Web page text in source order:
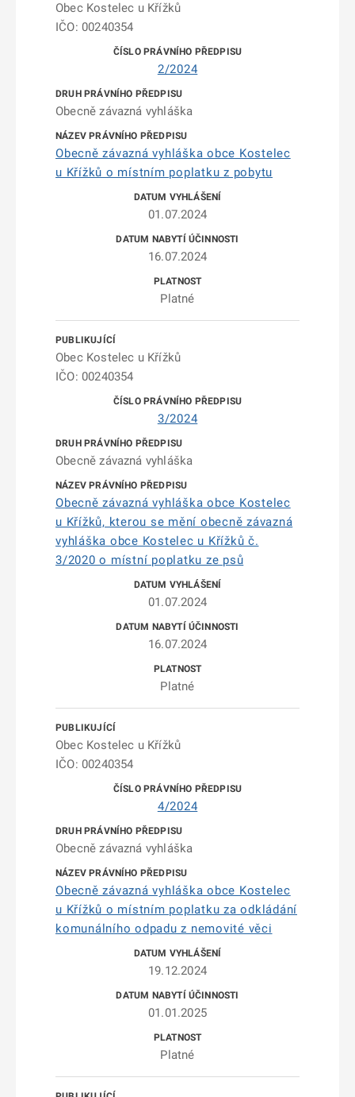
Obec Kostelec u Křížků
IČO: 00240354
2/2024
Obecně závazná vyhláška
Obecně závazná vyhláška obce Kostelec
u Křížků o místním poplatku z pobytu
01.07.2024
16.07.2024
Platné
Obec Kostelec u Křížků
IČO: 00240354
3/2024
Obecně závazná vyhláška
Obecně závazná vyhláška obce Kostelec
u Křížků, kterou se mění obecně závazná
vyhláška obce Kostelec u Křížků č.
3/2020 o místní poplatku ze psů
01.07.2024
16.07.2024
Platné
Obec Kostelec u Křížků
IČO: 00240354
4/2024
Obecně závazná vyhláška
Obecně závazná vyhláška obce Kostelec
u Křížků o místním poplatku za odkládání
komunálního odpadu z nemovité věci
19.12.2024
01.01.2025
Platné